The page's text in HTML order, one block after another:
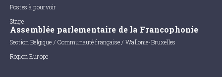
Postes à pourvoir
Stage
Assemblée parlementaire de la Francophonie
Section Belgique / Communauté française / Wallonie-Bruxelles
Région Europe